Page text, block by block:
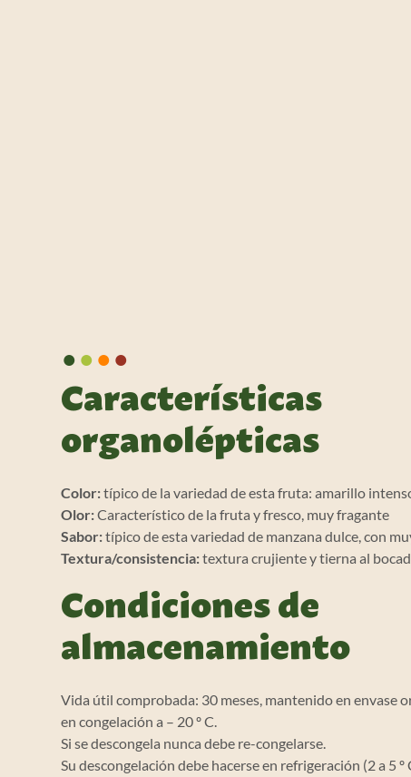
••••
Características
organolépticas
Color:típico de la variedad de esta fruta: amarillo
Olor:Característico de la fruta y fresco, muy fragante
Sabor:típico de esta variedad de manzana dulce, con
Textura/consistencia:textura crujiente y tierna al
Condiciones de
almacenamiento
Vida útil comprobada: 30 meses, mantenido en envase
en congelación a – 20 º C.
Si se descongela nunca debe re-congelarse.
Su descongelación debe hacerse en refrigeración (2 a 5 º